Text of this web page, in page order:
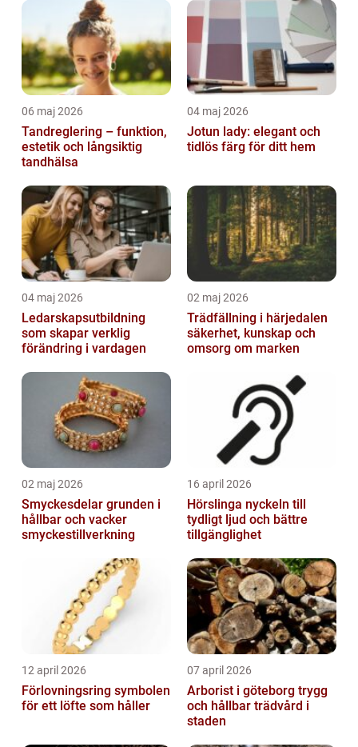
06 maj 2026
Tandreglering – funktion,
estetik och långsiktig
tandhälsa
04 maj 2026
Jotun lady: elegant och
tidlös färg för ditt hem
04 maj 2026
Ledarskapsutbildning
som skapar verklig
förändring i vardagen
02 maj 2026
Trädfällning i härjedalen
säkerhet, kunskap och
omsorg om marken
02 maj 2026
Smyckesdelar grunden i
hållbar och vacker
smyckestillverkning
16 april 2026
Hörslinga nyckeln till
tydligt ljud och bättre
tillgänglighet
12 april 2026
Förlovningsring symbolen
för ett löfte som håller
07 april 2026
Arborist i göteborg trygg
och hållbar trädvård i
staden